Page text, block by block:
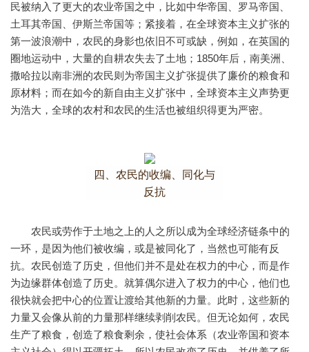
民被纳入了更大的农业帝国之中，比如中华帝国、罗马帝国、
土耳其帝国、伊斯兰帝国等；紧接着，在全球资本主义扩张的
第一波浪潮中，农民的身影也依旧不可或缺，例如，在英国的
圈地运动中，大量的自耕农失去了土地；1850年后，南美洲、
撒哈拉以南非洲的农民则为帝国主义扩张提供了廉价的粮食和
原材料；而在如今的新自由主义扩张中，全球资本主义声势更
为浩大，全球的农村和农民的生活也被组织得更为严密。
四、农民的收编、同化与
反抗
农民或劳作于土地之上的人之所以成为全球经济链条中的
一环，是因为他们被收编，或是被同化了，当然也可能有反
抗。农民创造了历史，但他们并不是处在权力的中心，而是作
为边缘群体创造了历史。就算偶尔进入了权力的中心，他们也
很快就会把中心的位置让渡给其他新的力量。此时，这些新的
力量又会像从前的力量那样继续剥削农民。但无论如何，农民
生产了粮食，创造了粮食剩余，使社会体系（农业帝国和资本